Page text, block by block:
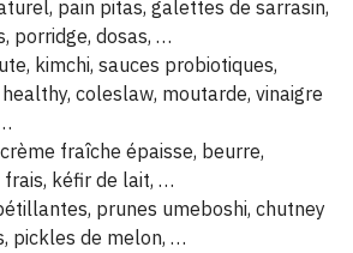
pain pitas, galettes de sarrasin,
porridge, dosas, …
kimchi, sauces probiotiques,
coleslaw, moutarde, vinaigre
fraîche épaisse, beurre,
kéfir de lait, …
prunes umeboshi, chutney
pickles de melon, …